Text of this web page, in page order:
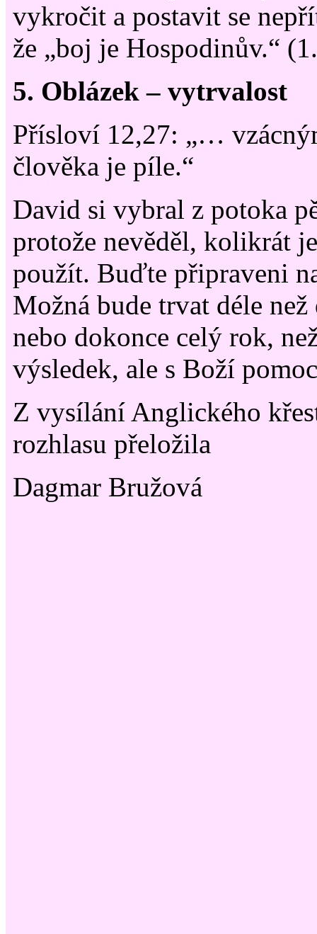
vykročit a postavit se
že „boj je Hospodinův.“
5. Oblázek – vytrvalost
Přísloví 12,27: „…
člověka je píle.“
David si vybral z potoka
protože nevěděl, kolikrát
použít. Buďte připraveni
Možná bude trvat déle než
nebo dokonce celý rok,
výsledek, ale s Boží
Z vysílání Anglického
rozhlasu přeložila
Dagmar Bružová